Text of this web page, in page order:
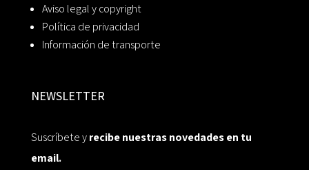
Aviso legal y copyright
Política de privacidad
Información de transporte
NEWSLETTER
Suscríbete yrecibe nuestras novedades en tu
email.